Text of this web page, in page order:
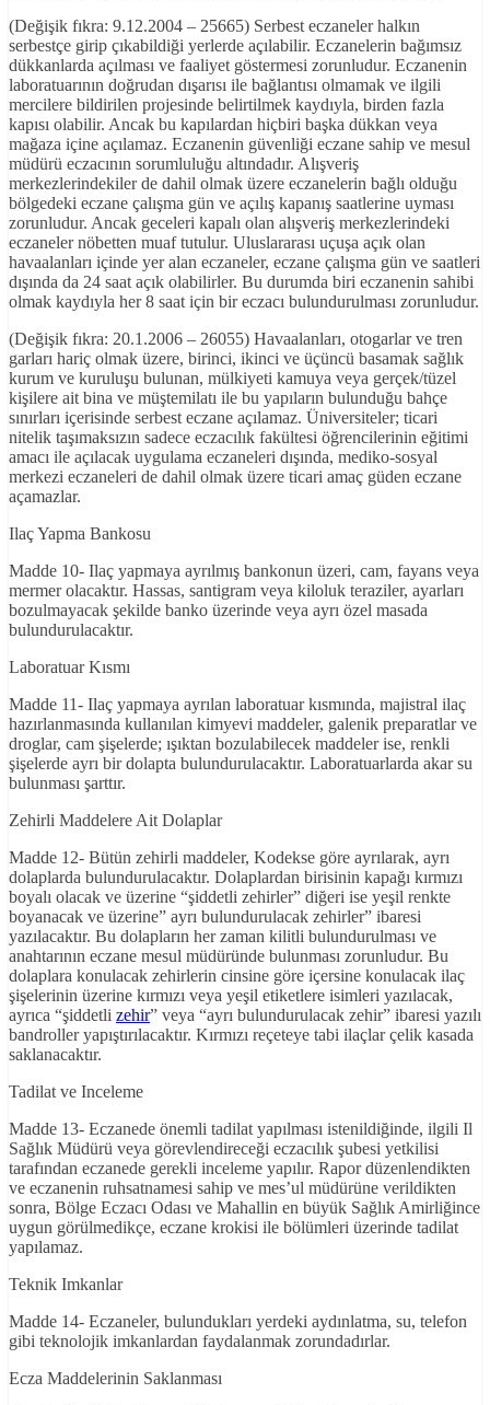
(Değişik fıkra: 9.12.2004 – 25665) Serbest eczaneler halkın
serbestçe girip çıkabildiği yerlerde açılabilir. Eczanelerin bağımsız
dükkanlarda açılması ve faaliyet göstermesi zorunludur. Eczanenin
laboratuarının doğrudan dışarısı ile bağlantısı olmamak ve ilgili
mercilere bildirilen projesinde belirtilmek kaydıyla, birden fazla
kapısı olabilir. Ancak bu kapılardan hiçbiri başka dükkan veya
mağaza içine açılamaz. Eczanenin güvenliği eczane sahip ve mesul
müdürü eczacının sorumluluğu altındadır. Alışveriş
merkezlerindekiler de dahil olmak üzere eczanelerin bağlı olduğu
bölgedeki eczane çalışma gün ve açılış kapanış saatlerine uyması
zorunludur. Ancak geceleri kapalı olan alışveriş merkezlerindeki
eczaneler nöbetten muaf tutulur. Uluslararası uçuşa açık olan
havaalanları içinde yer alan eczaneler, eczane çalışma gün ve saatleri
dışında da 24 saat açık olabilirler. Bu durumda biri eczanenin sahibi
olmak kaydıyla her 8 saat için bir eczacı bulundurulması zorunludur.
(Değişik fıkra: 20.1.2006 – 26055) Havaalanları, otogarlar ve tren
garları hariç olmak üzere, birinci, ikinci ve üçüncü basamak sağlık
kurum ve kuruluşu bulunan, mülkiyeti kamuya veya gerçek/tüzel
kişilere ait bina ve müştemilatı ile bu yapıların bulunduğu bahçe
sınırları içerisinde serbest eczane açılamaz. Üniversiteler; ticari
nitelik taşımaksızın sadece eczacılık fakültesi öğrencilerinin eğitimi
amacı ile açılacak uygulama eczaneleri dışında, mediko-sosyal
merkezi eczaneleri de dahil olmak üzere ticari amaç güden eczane
açamazlar.
Ilaç Yapma Bankosu
Madde 10- Ilaç yapmaya ayrılmış bankonun üzeri, cam, fayans veya
mermer olacaktır. Hassas, santigram veya kiloluk teraziler, ayarları
bozulmayacak şekilde banko üzerinde veya ayrı özel masada
bulundurulacaktır.
Laboratuar Kısmı
Madde 11- Ilaç yapmaya ayrılan laboratuar kısmında, majistral ilaç
hazırlanmasında kullanılan kimyevi maddeler, galenik preparatlar ve
droglar, cam şişelerde; ışıktan bozulabilecek maddeler ise, renkli
şişelerde ayrı bir dolapta bulundurulacaktır. Laboratuarlarda akar su
bulunması şarttır.
Zehirli Maddelere Ait Dolaplar
Madde 12- Bütün zehirli maddeler, Kodekse göre ayrılarak, ayrı
dolaplarda bulundurulacaktır. Dolaplardan birisinin kapağı kırmızı
boyalı olacak ve üzerine “şiddetli zehirler” diğeri ise yeşil renkte
boyanacak ve üzerine” ayrı bulundurulacak zehirler” ibaresi
yazılacaktır. Bu dolapların her zaman kilitli bulundurulması ve
anahtarının eczane mesul müdüründe bulunması zorunludur. Bu
dolaplara konulacak zehirlerin cinsine göre içersine konulacak ilaç
şişelerinin üzerine kırmızı veya yeşil etiketlere isimleri yazılacak,
ayrıca “şiddetli zehir” veya “ayrı bulundurulacak zehir” ibaresi yazılı
bandroller yapıştırılacaktır. Kırmızı reçeteye tabi ilaçlar çelik kasada
saklanacaktır.
Tadilat ve Inceleme
Madde 13- Eczanede önemli tadilat yapılması istenildiğinde, ilgili Il
Sağlık Müdürü veya görevlendireceği eczacılık şubesi yetkilisi
tarafından eczanede gerekli inceleme yapılır. Rapor düzenlendikten
ve eczanenin ruhsatnamesi sahip ve mes’ul müdürüne verildikten
sonra, Bölge Eczacı Odası ve Mahallin en büyük Sağlık Amirliğince
uygun görülmedikçe, eczane krokisi ile bölümleri üzerinde tadilat
yapılamaz.
Teknik Imkanlar
Madde 14- Eczaneler, bulundukları yerdeki aydınlatma, su, telefon
gibi teknolojik imkanlardan faydalanmak zorundadırlar.
Ecza Maddelerinin Saklanması